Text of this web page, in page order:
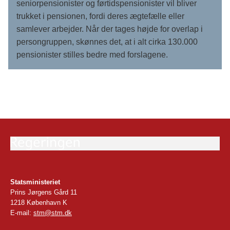
seniorpensionister og førtidspensionister vil bliver
trukket i pensionen, fordi deres ægtefælle eller
samlever arbejder. Når der tages højde for overlap i
persongruppen, skønnes det, at i alt cirka 130.000
pensionister stilles bedre med forslagene.
Statsministeriet
Prins Jørgens Gård 11
1218 København K
E-mail: stm@stm.dk